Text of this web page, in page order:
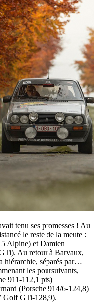
tenu ses promesses ! Au
le reste de la meute :
Alpine) et Damien
Au retour à Barvaux,
hiérarchie, séparés par…
les poursuivants,
911-112,1 pts)
(Porsche 914/6-124,8)
Golf GTi-128,9).